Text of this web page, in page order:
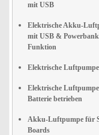
mit USB
Elektrische Akku-
mit USB &
Funktion
Elektrische Luftpumpe
Elektrische Luftpumpe
Batterie betrieben
Akku-Luftpumpe für
Boards